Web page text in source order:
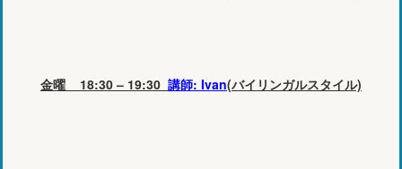
金曜 18:30 – 19:30 講師: Ivan(バイリンガルスタイル)